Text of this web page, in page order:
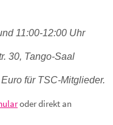
11:00-12:00 Uhr
30, Tango-Saal
für TSC-Mitglieder.
oder direkt an